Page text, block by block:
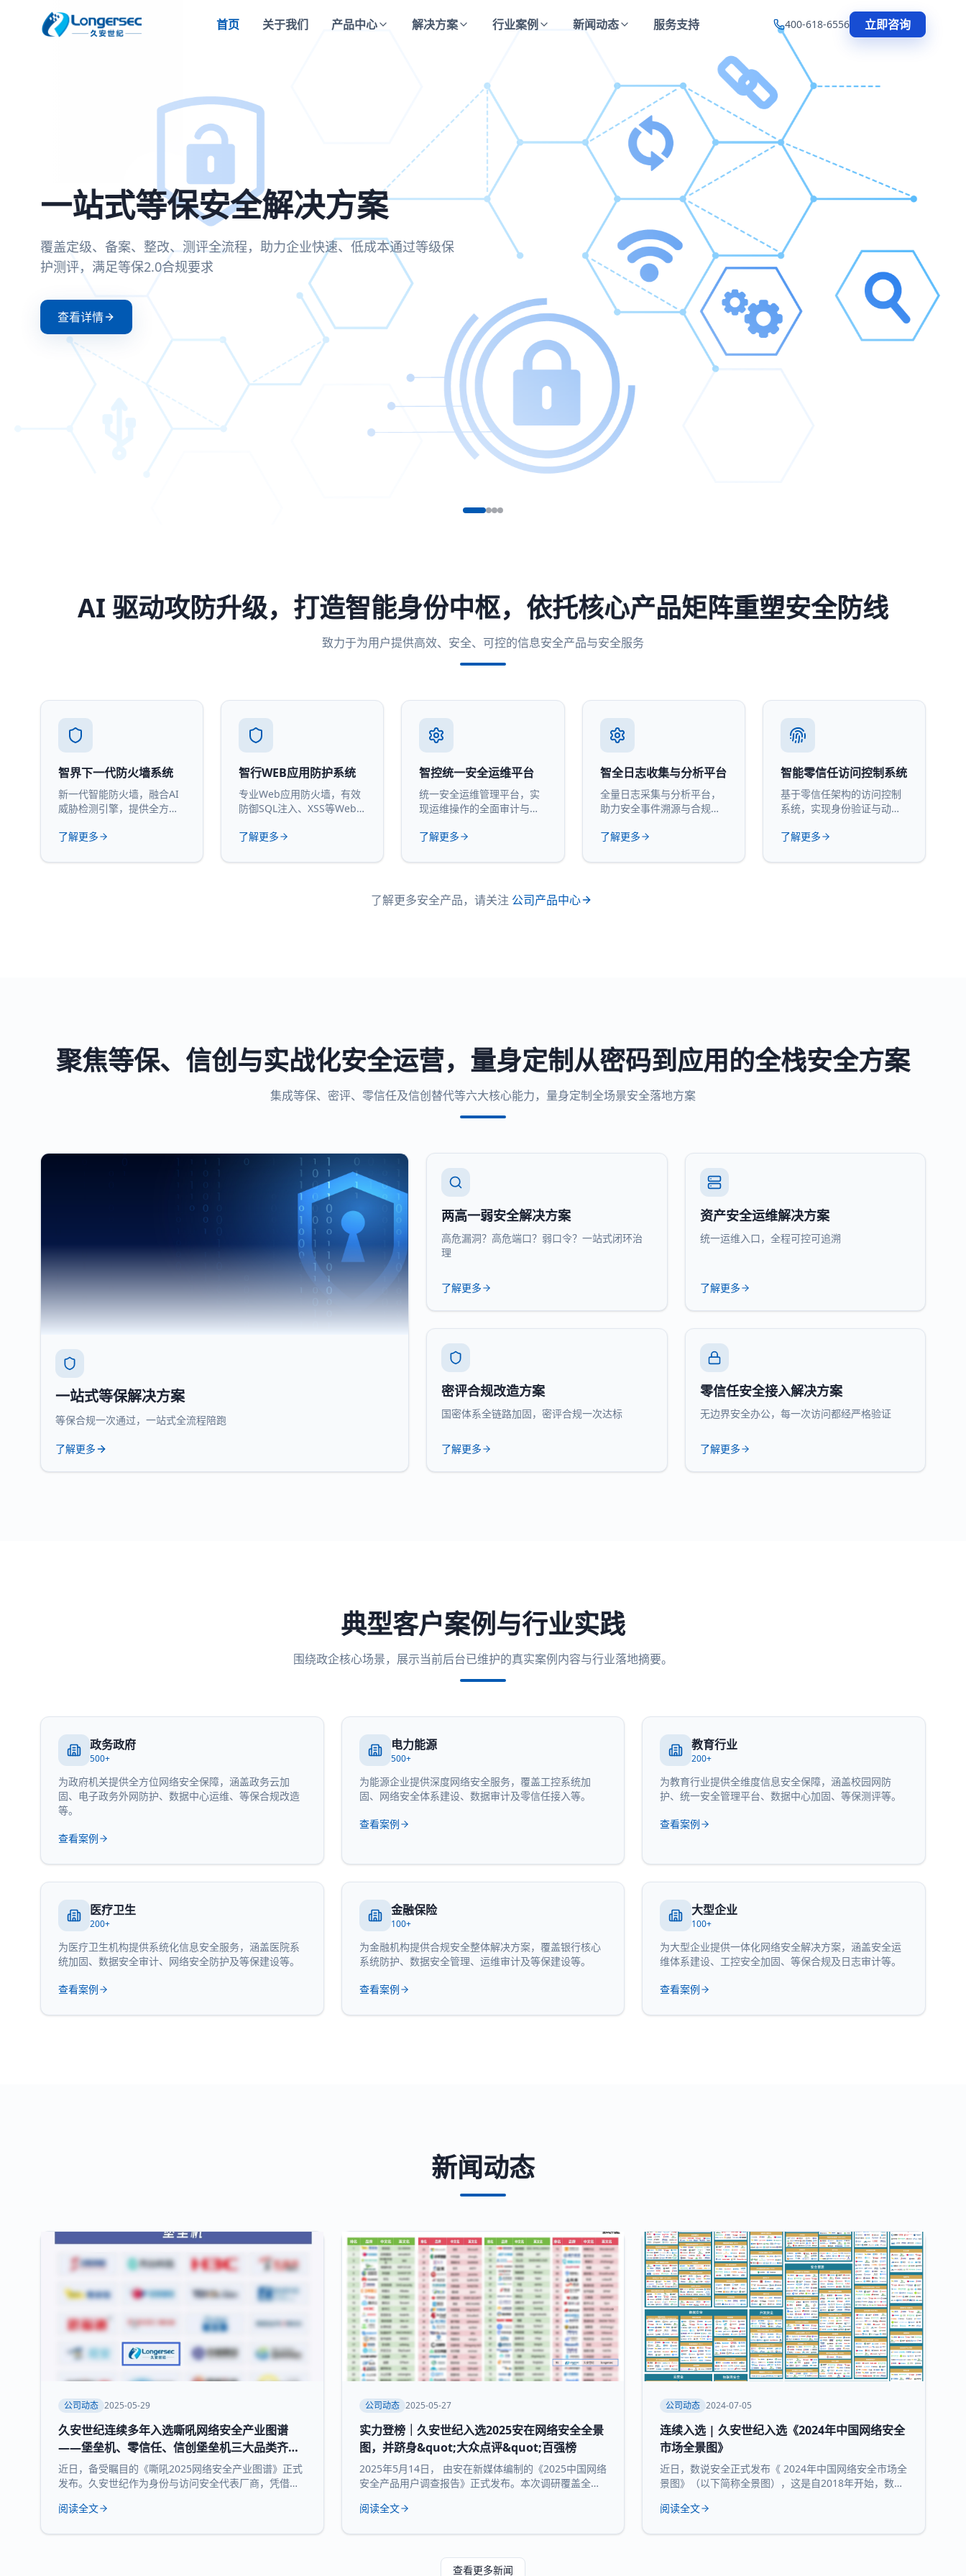
首页 关于我们 产品中心 解决方案 行业案例 新闻动态 服务支持 400-618-6556 立即咨询
一站式等保安全解决方案
覆盖定级、备案、整改、测评全流程，助力企业快速、低成本通过等级保
护测评，满足等保2.0合规要求
查看详情
密评合规改造方案
全面支持国密SM2/SM3/SM4算法，满足密评合规要求，实现运维操作的
可信、可控、可审计
查看详情
两高一弱安全解决方案
聚焦高危漏洞、高危端口和弱口令治理，构建主动防御与持续监测的安全
防护体系
查看详情
零信任安全接入解决方案
基于零信任架构实现身份验证与动态授权，确保每一次访问都经过严格验
证和持续评估
查看详情
AI 驱动攻防升级，打造智能身份中枢，依托核心产品矩阵重塑安全防线
致力于为用户提供高效、安全、可控的信息安全产品与安全服务
智界下一代防火墙系统
新一代智能防火墙，融合AI
威胁检测引擎，提供全方位
了解更多
智行WEB应用防护系统
专业Web应用防火墙，有效
防御SQL注入、XSS等Web
了解更多
智控统一安全运维平台
统一安全运维管理平台，实
现运维操作的全面审计与管
了解更多
智全日志收集与分析平台
全量日志采集与分析平台，
助力安全事件溯源与合规审
了解更多
智能零信任访问控制系统
基于零信任架构的访问控制
系统，实现身份验证与动态
了解更多
了解更多安全产品，请关注 公司产品中心
聚焦等保、信创与实战化安全运营，量身定制从密码到应用的全栈安全方案
集成等保、密评、零信任及信创替代等六大核心能力，量身定制全场景安全落地方案
一站式等保解决方案
等保合规一次通过，一站式全流程陪跑
了解更多
两高一弱安全解决方案
高危漏洞？高危端口？弱口令？一站式闭环治
理
了解更多
资产安全运维解决方案
统一运维入口，全程可控可追溯
了解更多
密评合规改造方案
国密体系全链路加固，密评合规一次达标
了解更多
零信任安全接入解决方案
无边界安全办公，每一次访问都经严格验证
了解更多
典型客户案例与行业实践
围绕政企核心场景，展示当前后台已维护的真实案例内容与行业落地摘要。
政务政府
500+
为政府机关提供全方位网络安全保障，涵盖政务云加
固、电子政务外网防护、数据中心运维、等保合规改造
等。
查看案例
电力能源
500+
为能源企业提供深度网络安全服务，覆盖工控系统加
固、网络安全体系建设、数据审计及零信任接入等。
查看案例
教育行业
200+
为教育行业提供全维度信息安全保障，涵盖校园网防
护、统一安全管理平台、数据中心加固、等保测评等。
查看案例
医疗卫生
200+
为医疗卫生机构提供系统化信息安全服务，涵盖医院系
统加固、数据安全审计、网络安全防护及等保建设等。
查看案例
金融保险
100+
为金融机构提供合规安全整体解决方案，覆盖银行核心
系统防护、数据安全管理、运维审计及等保建设等。
查看案例
大型企业
100+
为大型企业提供一体化网络安全解决方案，涵盖安全运
维体系建设、工控安全加固、等保合规及日志审计等。
查看案例
新闻动态
公司动态 2025-05-29
久安世纪连续多年入选嘶吼网络安全产业图谱
——堡垒机、零信任、信创堡垒机三大品类齐获
权威认可
近日，备受瞩目的《嘶吼2025网络安全产业图谱》正式
发布。久安世纪作为身份与访问安全代表厂商，凭借其
实力入选 堡垒机、零信任、信创堡垒机 三大细分领域，
阅读全文
公司动态 2025-05-27
实力登榜｜久安世纪入选2025安在网络安全全景
图，并跻身&quot;大众点评&quot;百强榜
2025年5月14日， 由安在新媒体编制的《2025中国网络
安全产品用户调查报告》正式发布。本次调研覆盖全国
“中国网络安全产品用户大众点评全景图”“中国网络安全
全、业务与应用安全、信创产品、安全服务、通用网
阅读全文
公司动态 2024-07-05
连续入选 | 久安世纪入选《2024年中国网络安全
市场全景图》
近日，数说安全正式发布《 2024年中国网络安全市场全
景图》（以下简称全景图），这是自2018年开始，数说
领域的技术沉淀、服务经验和长时间的市场验证，再度
阅读全文
查看更多新闻